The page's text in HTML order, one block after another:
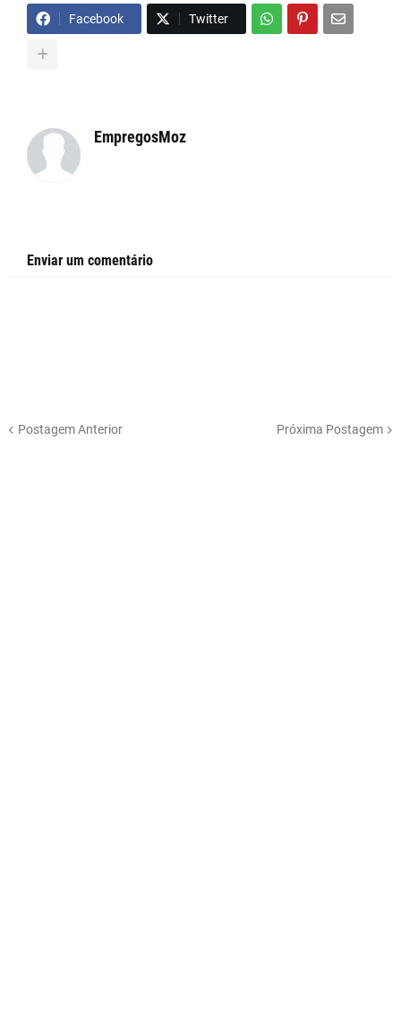
Facebook Twitter
EmpregosMoz
Enviar um comentário
Postagem Anterior Próxima Postagem